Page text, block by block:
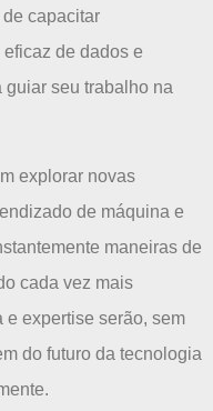
capacitar
de dados e
seu trabalho na
explorar novas
de máquina e
maneiras de
cada vez mais
expertise serão, sem
do futuro da tecnologia